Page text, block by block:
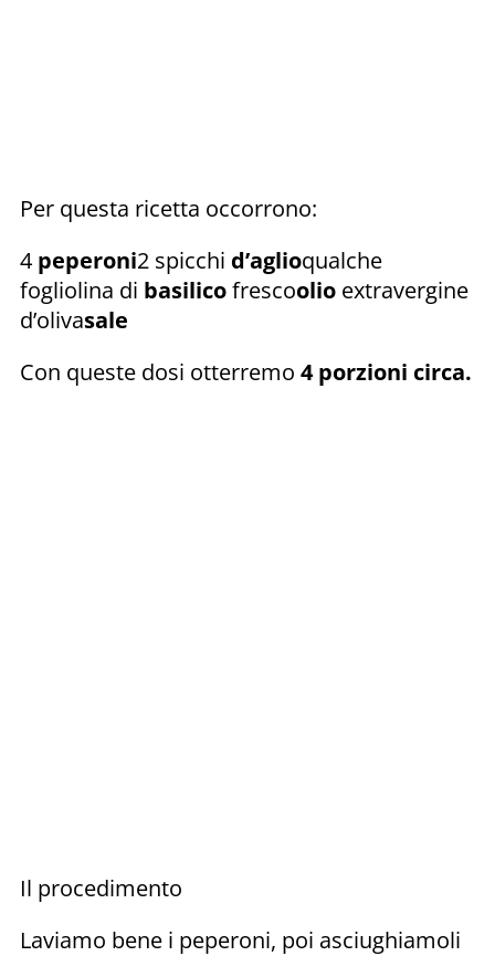
Per questa ricetta occorrono:
4 peperoni2 spicchi d’aglioqualche
fogliolina di basilicofrescoolio extravergine
d’olivasale
Con queste dosi otterremo 4 porzioni circa.
Il procedimento
Laviamo bene i peperoni, poi asciughiamoli